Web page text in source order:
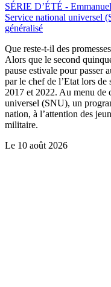
SÉRIE D’ÉTÉ -
Service national universel
généralisé
Que reste-t-il des
Alors que le second
pause estivale pour passer
par le chef de l’Etat lors de
2017 et 2022. Au menu de
universel (SNU), un
nation, à l’attention des
militaire.
Le 10 août 2026